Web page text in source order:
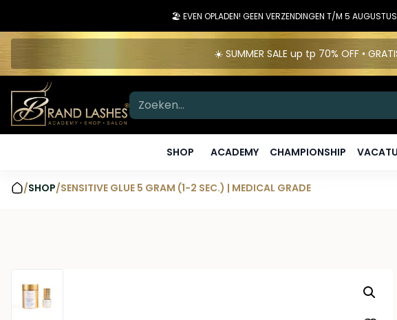
🏖️ EVEN OPLADEN! GEEN VERZENDINGEN T/M 5
☀️ SUMMER SALE up tp 70% OFF •
SHOP ACADEMY CHAMPIONSHIP
/SHOP/SENSITIVE GLUE 5 GRAM (1-2 SEC.) | MEDICAL GRADE